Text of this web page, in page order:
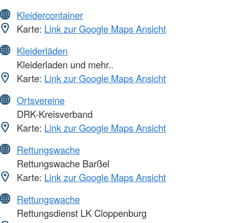
Kleidercontainer
Karte: Link zur Google Maps Ansicht
Kleiderläden
Kleiderladen und mehr..
Karte: Link zur Google Maps Ansicht
Ortsvereine
DRK-Kreisverband
Karte: Link zur Google Maps Ansicht
Rettungswache
Rettungswache Barßel
Karte: Link zur Google Maps Ansicht
Rettungswache
Rettungsdienst LK Cloppenburg